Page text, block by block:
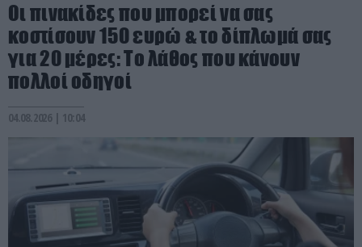
Οι πινακίδες που μπορεί να σας
κοστίσουν 150 ευρώ & το δίπλωμά σας
για 20 μέρες: Το λάθος που κάνουν
πολλοί οδηγοί
04.08.2026 | 10:04